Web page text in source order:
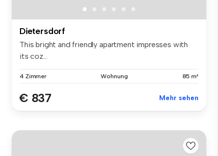
Dietersdorf
This bright and friendly apartment impresses with
its coz...
4 Zimmer Wohnung 85 m²
€ 837 Mehr sehen